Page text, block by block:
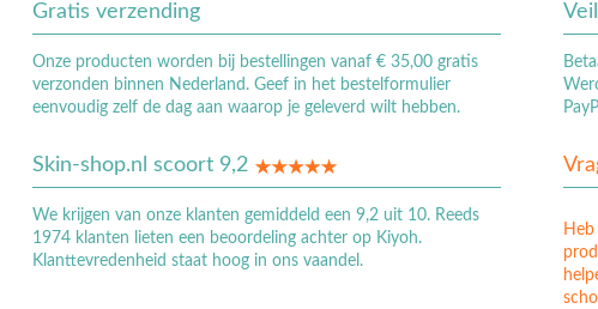
Gratis verzending
Onze producten worden bij bestellingen vanaf € 35,00 gratis
verzonden binnen Nederland. Geef in het bestelformulier
eenvoudig zelf de dag aan waarop je geleverd wilt hebben.
Skin-shop.nl scoort 9,2
We krijgen van onze klanten gemiddeld een 9,2 uit 10. Reeds
1974 klanten lieten een beoordeling achter op Kiyoh.
Klanttevredenheid staat hoog in ons vaandel.